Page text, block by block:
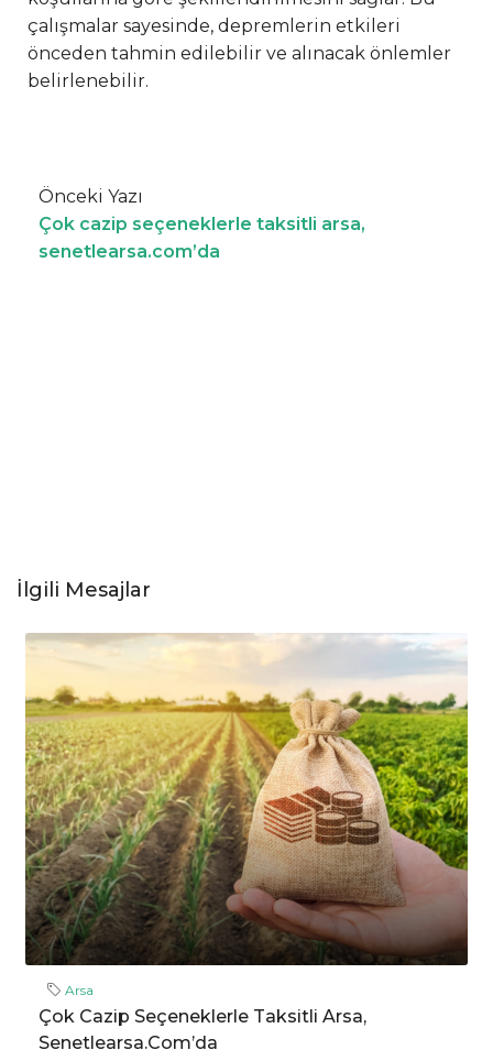
çalışmalar sayesinde, depremlerin etkileri
önceden tahmin edilebilir ve alınacak önlemler
belirlenebilir.
Önceki Yazı
Çok cazip seçeneklerle taksitli arsa,
senetlearsa.com’da
İlgili Mesajlar
Arsa
Çok Cazip Seçeneklerle Taksitli Arsa,
Senetlearsa.com’da